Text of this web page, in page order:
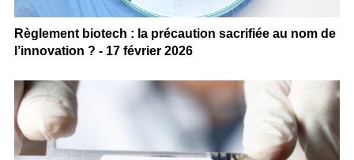
Règlement biotech : la précaution sacrifiée au nom de
l’innovation ? - 17 février 2026